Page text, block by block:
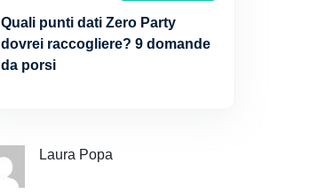
Quali punti dati Zero Party
dovrei raccogliere? 9 domande
da porsi
Laura Popa